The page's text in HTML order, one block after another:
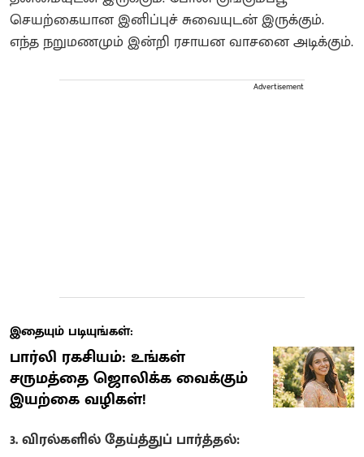
செயற்கையான இனிப்புச் சுவையுடன் இருக்கும்.
எந்த நறுமணமும் இன்றி ரசாயன வாசனை அடிக்கும்.
Advertisement
இதையும் படியுங்கள்:
பார்லி ரகசியம்: உங்கள்
சருமத்தை ஜொலிக்க வைக்கும்
இயற்கை வழிகள்!
3. விரல்களில் தேய்த்துப் பார்த்தல்: